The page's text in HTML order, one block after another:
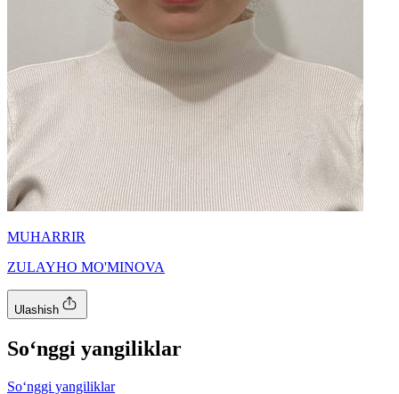
MUHARRIR
ZULAYHO MO'MINOVA
Ulashish
So‘nggi yangiliklar
So‘nggi yangiliklar